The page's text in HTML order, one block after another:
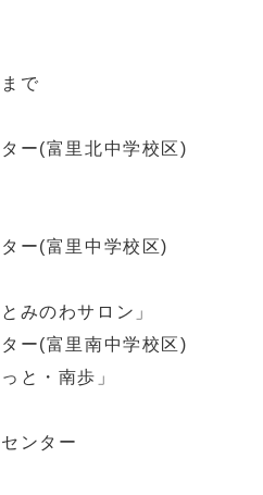
で
ー(富里北中学校区)
ー(富里中学校区)
みのわサロン」
ー(富里南中学校区)
と・南歩」
ンター